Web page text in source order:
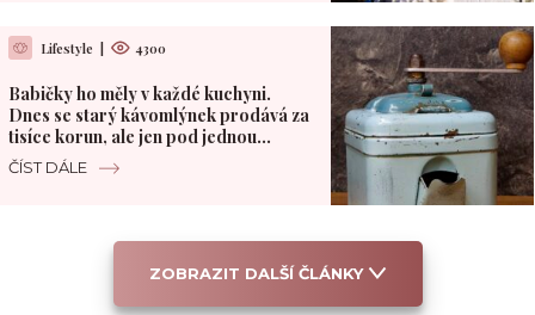
Lifestyle 4300
Babičky ho měly v každé kuchyni.
Dnes se starý kávomlýnek prodává za
tisíce korun, ale jen pod jednou
podmínkou
ČÍST DÁLE
ZOBRAZIT DALŠÍ ČLÁNKY